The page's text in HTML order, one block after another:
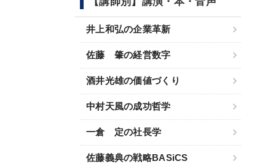
井上和弘の企業革新
佐藤 肇の経営数字
酒井光雄の価値づくり
中村天風の成功哲学
一倉 定の社長学
佐藤義典の戦略BASiCS